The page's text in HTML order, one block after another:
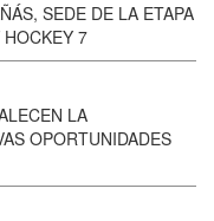
SEDE DE LA ETAPA
7
LA
OPORTUNIDADES